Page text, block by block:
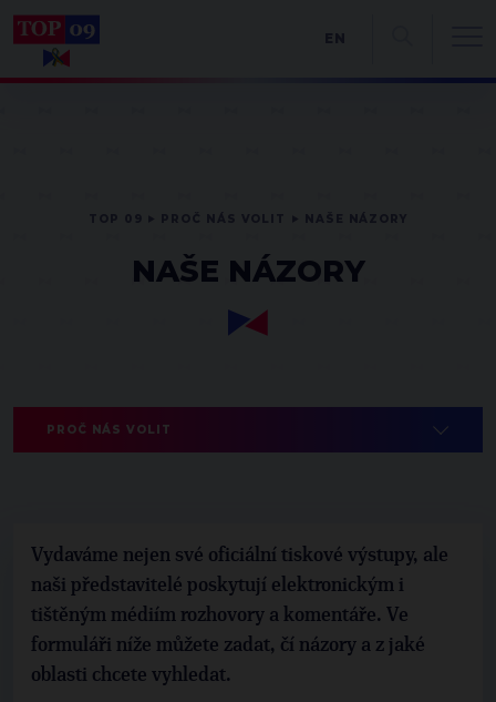
NAŠE NÁZORY
PROČ NÁS VOLIT
Vydaváme nejen své oficiální tiskové výstupy, ale
naši představitelé poskytují elektronickým i
tištěným médiím rozhovory a komentáře. Ve
formuláři níže můžete zadat, čí názory a z jaké
oblasti chcete vyhledat.